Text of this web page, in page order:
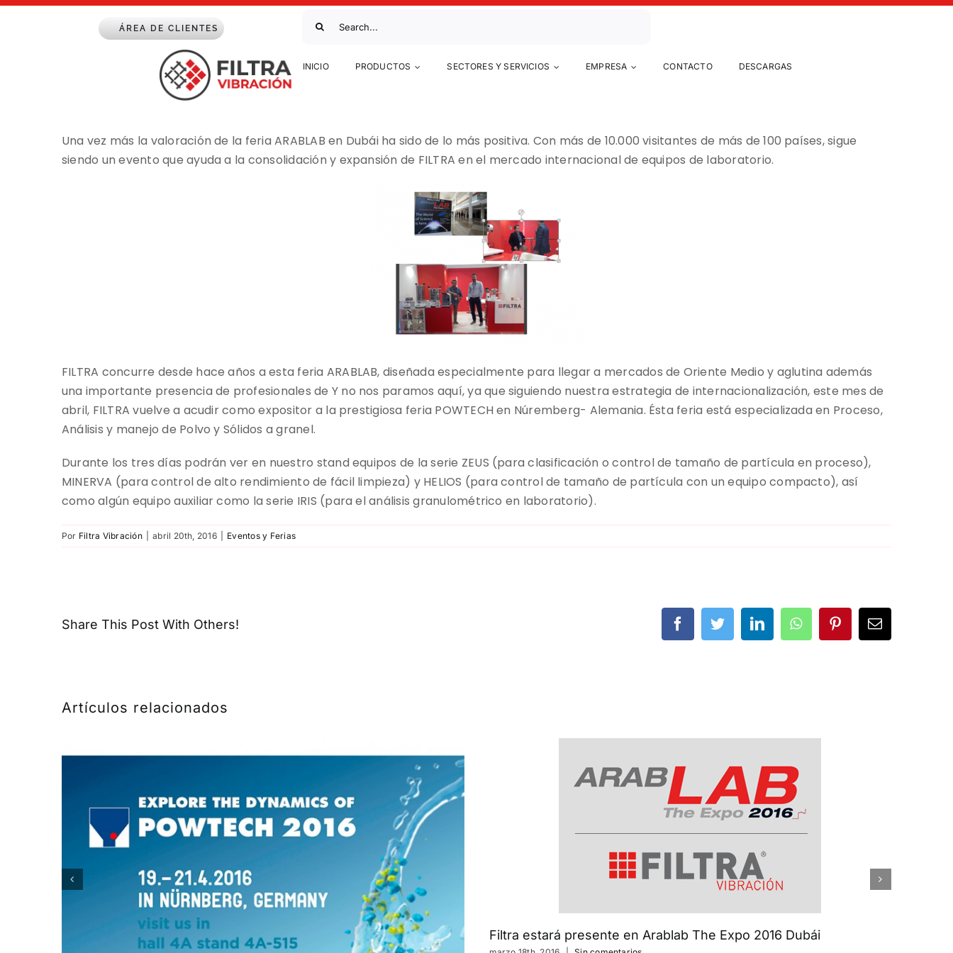
Saltar
ÁREA DE CLIENTES
INICIO PRODUCTOS SECTORES Y SERVICIOS EMPRESA CONTACTO DESCARGAS
Una vez más la valoración de la feria ARABLAB en Dubái ha sido de lo más positiva. Con más de 10.000 visitantes de más de 100 países, sigue
siendo un evento que ayuda a la consolidación y expansión de FILTRA en el mercado internacional de equipos de laboratorio.
FILTRA concurre desde hace años a esta feria ARABLAB, diseñada especialmente para llegar a mercados de Oriente Medio y aglutina además
una importante presencia de profesionales de Y no nos paramos aquí, ya que siguiendo nuestra estrategia de internacionalización, este mes de
abril, FILTRA vuelve a acudir como expositor a la prestigiosa feria POWTECH en Núremberg- Alemania. Ésta feria está especializada en Proceso,
Análisis y manejo de Polvo y Sólidos a granel.
Durante los tres días podrán ver en nuestro stand equipos de la serie ZEUS (para clasificación o control de tamaño de partícula en proceso),
MINERVA (para control de alto rendimiento de fácil limpieza) y HELIOS (para control de tamaño de partícula con un equipo compacto), así
como algún equipo auxiliar como la serie IRIS (para el análisis granulométrico en laboratorio).
Por Filtra Vibración abril 20th, 2016 Eventos y Ferias
Share This Post With Others! FacebookTwitterLinkedInWhatsAppPinterestCorreo
electrónico
Artículos relacionados
Filtra estará presente en Arablab The Expo 2016 Dubái